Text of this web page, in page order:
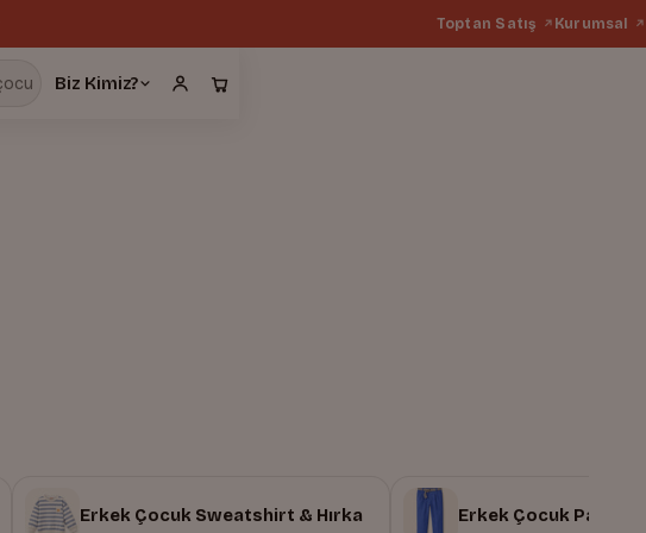
Toptan Satış Kurumsal
Biz Kimiz?
Erkek Çocuk Sweatshirt & Hırka Erkek Çocuk